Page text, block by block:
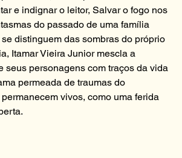
e indignar o leitor, Salvar o fogo nos
do passado de uma família
distinguem das sombras do próprio
Itamar Vieira Junior mescla a
seus personagens com traços da vida
permeada de traumas do
vivos, como uma ferida